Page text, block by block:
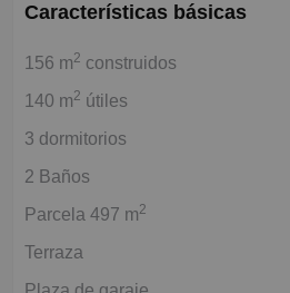
Características básicas
156 m2 construidos
140 m2 útiles
3 dormitorios
2 Baños
Parcela 497 m2
Terraza